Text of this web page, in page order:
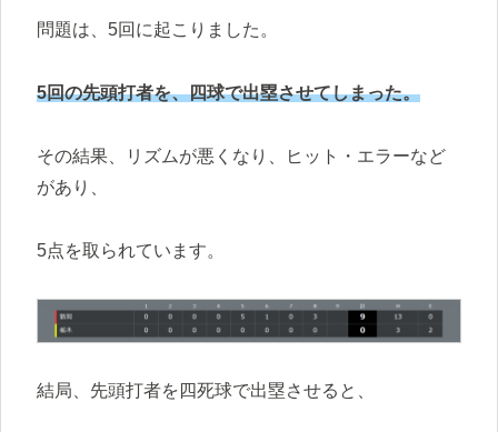
問題は、5回に起こりました。
5回の先頭打者を、四球で出塁させてしまった。
その結果、リズムが悪くなり、ヒット・エラーなど
があり、
5点を取られています。
結局、先頭打者を四死球で出塁させると、